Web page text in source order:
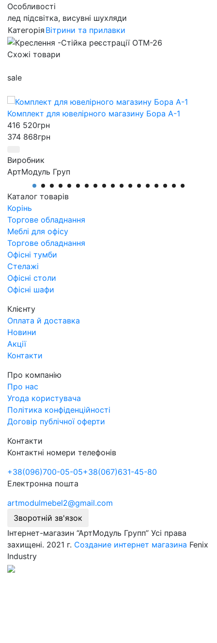
Особливості
лед підсвітка, висувні шухляди
Категорія Вітрини та прилавки
Схожі товари
sale
Комплект для ювелірного магазину Бора А-1
416 520грн
374 868грн
Виробник
АртМодуль Груп
Загальний розмір
23,1 м2
Призначення
ювелірний салон, салон годинників, люкс біжутерія,
парфумерія.
Артикул
магазин Бора А-1
Каталог товарів
Корінь
Торгове обладнання
Меблі для офісу
Торгове обладнання
Офісні тумби
Стелажі
Офісні столи
Офісні шафи
Клієнту
Оплата й доставка
Новини
Акції
Контакти
Про компанію
Про нас
Угода користувача
Політика конфіденційності
Договір публічної оферти
Контакти
Контактні номери телефонів
+38(096)700-05-05+38(067)631-45-80
Електронна пошта
artmodulmebel2@gmail.com
Зворотній зв'язок
Інтернет-магазин “АртМодуль Групп” Усі права
захищені. 2021 г. Создание интернет магазина Fenix
Industry